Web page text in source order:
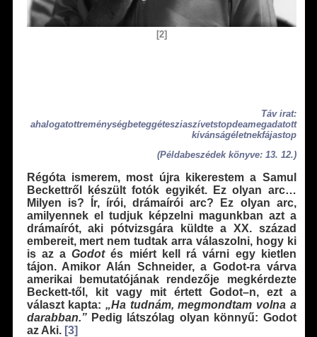
[2]
Táv irat:
ahalogatottreménységbeteggétesziaszívetstopdeamegadatott
kívánságéletnekfájastop
(Példabeszédek könyve: 13. 12.)
Régóta ismerem, most újra kikerestem a Samul
Beckettről készült fotók egyikét. Ez olyan arc…
Milyen is? Ír, írói, drámaírói arc? Ez olyan arc,
amilyennek el tudjuk képzelni magunkban azt a
drámaírót, aki pótvizsgára küldte a XX. század
embereit, mert nem tudtak arra válaszolni, hogy ki
is az aGodotés miért kell rá várni egy kietlen
tájon. Amikor Alán Schneider, a Godot-ra várva
amerikai bemutatójának rendezője megkérdezte
Beckett-től, kit vagy mit értett Godot–n, ezt a
választ kapta: „Ha tudnám, megmondtam volna a
darabban.”Pedig látszólag olyan könnyű: Godot
az Aki. [3]